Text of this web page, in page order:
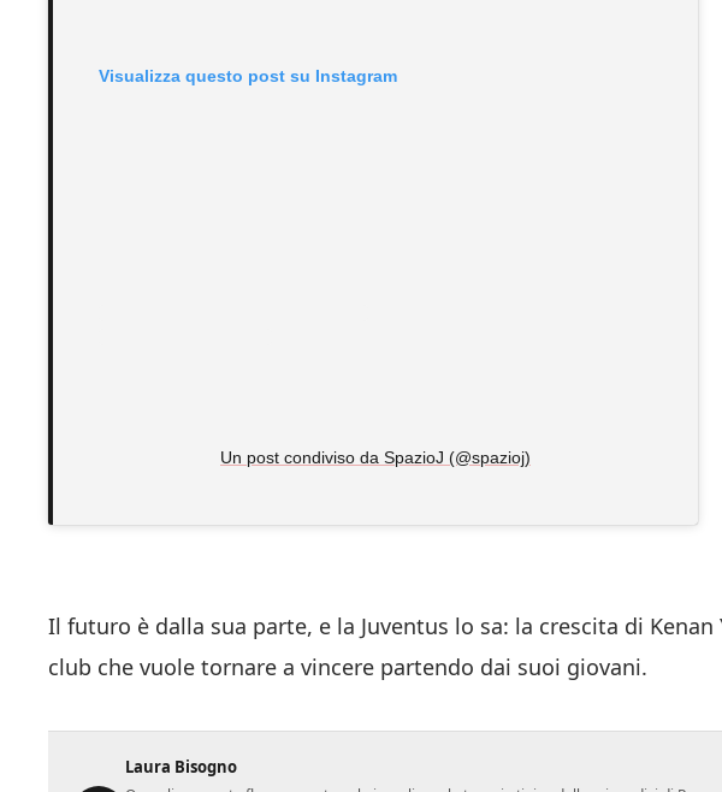
Visualizza questo post su Instagram
Un post condiviso da SpazioJ (@spazioj)
Il futuro è dalla sua parte, e la Juventus lo sa: la crescita di
club che vuole tornare a vincere partendo dai suoi giovani.
Laura Bisogno